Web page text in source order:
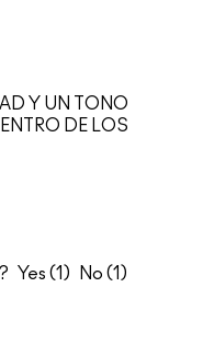
Y UN TONO
DE LOS
1 1